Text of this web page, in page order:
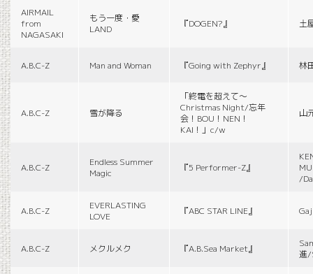
AIRMAIL
from
NAGASAKI
もう一度・愛
LAND
『DOGEN?』 土
A.B.C-Z Man and Woman 『Going with Zephyr』 林
A.B.C-Z 雪が降る
「終電を超えて～
Christmas Night/忘年
会！BOU！NEN！
KAI！」c/w
山
A.B.C-Z
Endless Summer
Magic
『5 Performer-Z』
/
A.B.C-Z
EVERLASTING
LOVE
『ABC STAR LINE』
A.B.C-Z メクルメク 『A.B.Sea Market』
進/